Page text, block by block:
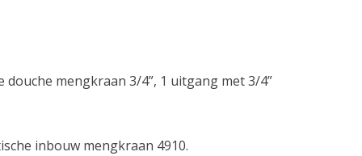
mengkraan 3/4”, 1 uitgang met 3/4”
inbouw mengkraan 4910.